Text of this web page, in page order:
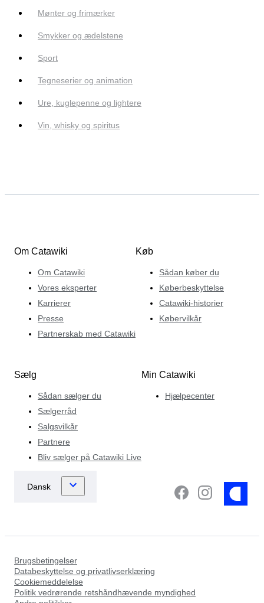
Mønter og frimærker
Smykker og ædelstene
Sport
Tegneserier og animation
Ure, kuglepenne og lightere
Vin, whisky og spiritus
Om Catawiki
Om Catawiki
Vores eksperter
Karrierer
Presse
Partnerskab med Catawiki
Køb
Sådan køber du
Køberbeskyttelse
Catawiki-historier
Købervilkår
Sælg
Sådan sælger du
Sælgerråd
Salgsvilkår
Partnere
Bliv sælger på Catawiki Live
Min Catawiki
Hjælpecenter
Brugsbetingelser
Databeskyttelse og privatlivserklæring
Cookiemeddelelse
Politik vedrørende retshåndhævende myndighed